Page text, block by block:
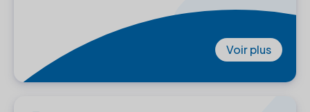
Voir plus